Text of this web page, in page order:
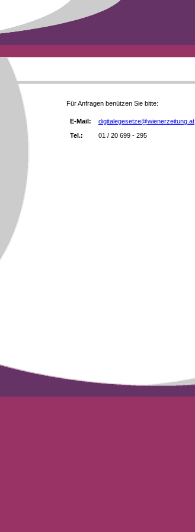
Für Anfragen benützen Sie bitte:
E-Mail:
digitalegesetze@wienerzeitung.at
Tel.:
01 / 20 699 - 295